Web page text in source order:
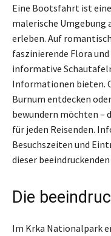
Eine Bootsfahrt ist
malerische Umgebung
erleben. Auf
faszinierende Flora
informative
Informationen bieten.
Burnum entdecken
bewundern möchten –
für jeden Reisenden.
Besuchszeiten und
dieser
Die
Im Krka Nationalpark